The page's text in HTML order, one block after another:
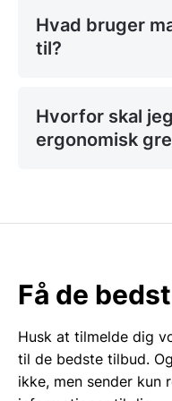
som alle er designet
komfort under brug.
ergonomisk
udvalg inkluderer både
kendt for deres
klassiske europæiske
ved holdbarhed og
Universalknive med
Hvad bruger
til?
Hvorfor skal
ergonomisk
Få de
Husk at tilmelde dig
til de bedste tilbud.
ikke, men sender kun